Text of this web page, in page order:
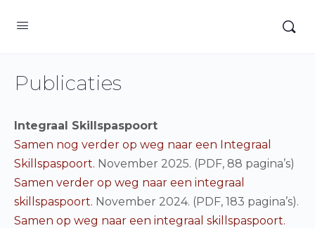
Publicaties
Integraal Skillspaspoort
Samen nog verder op weg naar een Integraal
Skillspaspoort. November 2025. (PDF, 88 pagina’s)
Samen verder op weg naar een integraal
skillspaspoort. November 2024. (PDF, 183 pagina’s).
Samen op weg naar een integraal skillspaspoort.